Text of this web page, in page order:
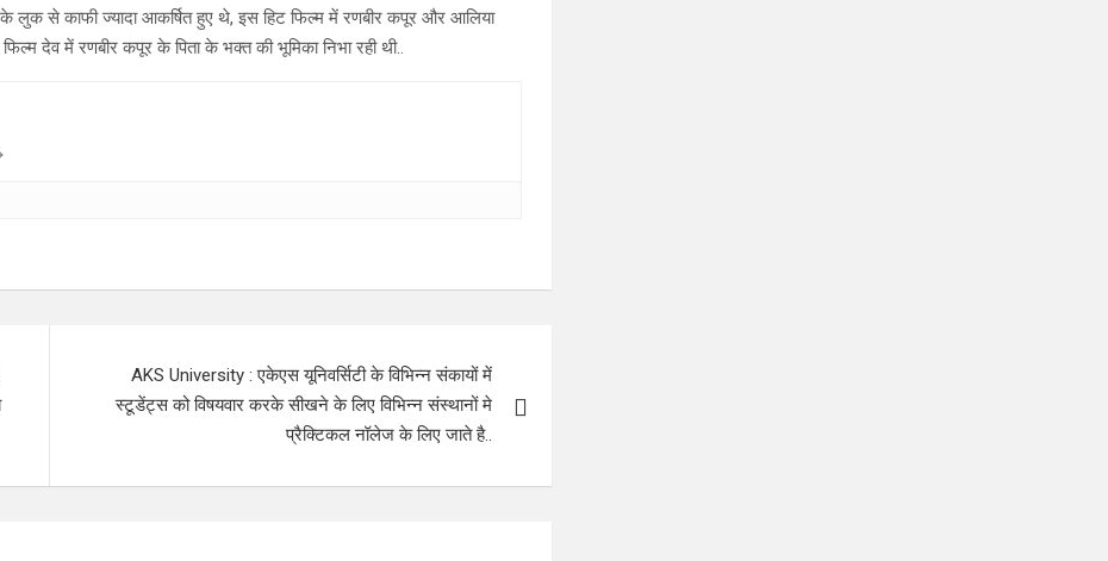
लुक से काफी ज्यादा आकर्षित हुए थे, इस हिट फिल्म में रणबीर कपूर और आलिया
देव में रणबीर कपूर के पिता के भक्त की भूमिका निभा रही थी..
AKS University : एकेएस यूनिवर्सिटी के विभिन्न संकायों में
स्टूडेंट्स को विषयवार करके सीखने के लिए विभिन्न संस्थानों मे
प्रैक्टिकल नॉलेज के लिए जाते है..